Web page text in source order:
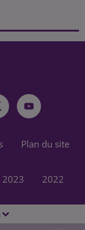
Plan du site
2023 2022